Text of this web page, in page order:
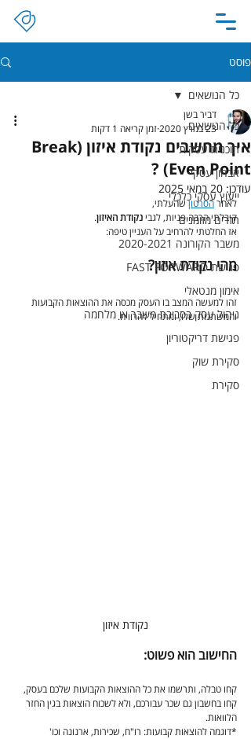
פוסט
כל הנושאים
תוכנית עסקית
אבחון עסקי
ייעוץ עסקי כלכלי
תזרים מזומנים
משבר הקורונה 2020-2021
פגישת FAST FORWARD
אימון מנטאלי
ניהול עסק בסביבת משבר או מלחמה
פגישת דריקטוריון
סקירת שוק
סקירת
כל הנושאים
איך מחשבים נקודת איזון (Break
Even Point) ?
דביר בשן
23 במרץ 2020
זמן קריאה 1 דקות
עודכן: 20 במאי 2025
לאחר הסרטון שהעלתי,
קיבלתי הרבה פניות, לגבי נקודת האיזון.
אז החלטתי להרחיב על העניין טיפה:
מהי נקודת איזון?
זהו למעשה המצב בו העסק מכסה את ההוצאות הקבועות
והמשתנות שלו, ומתחיל להרוויח.
נקודת איזון
החישוב הוא פשוט:
קחו טבלה, ותרשמו את כל ההוצאות הקבועות שלכם בעסק,
קחו בחשבון גם שכר עבורכם, ולא לשכוח הוצאות בגין החזר
הלוואות.
*דוגמה להוצאות קבועות: רו"ח, שכירות, ארנונה וכו'